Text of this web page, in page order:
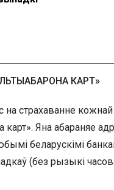
КАРТ»
на страхаванне
Яна абараняе
беларускімі
(без рызыкі